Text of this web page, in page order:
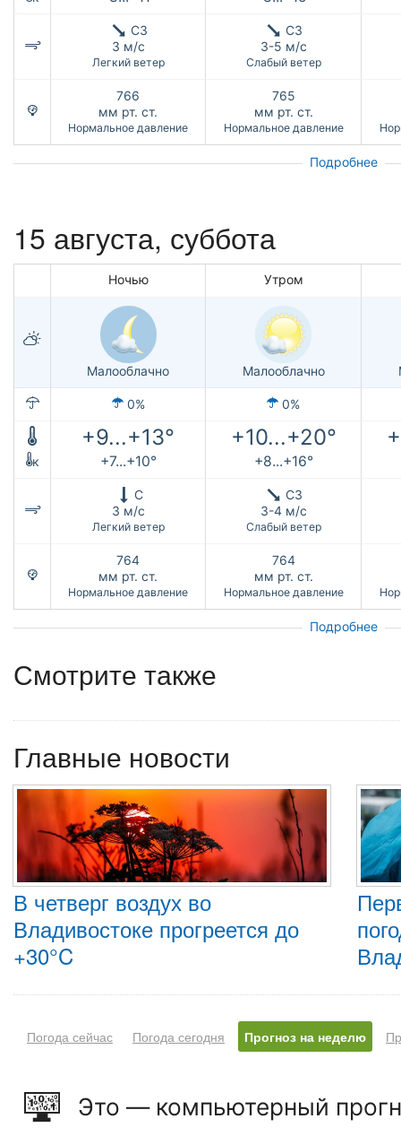
СЗ
3 м/с
Легкий ветер
СЗ
3-5 м/с
Слабый ветер
766
мм рт. ст.
Нормальное давление
765
мм рт. ст.
Нормальное давление
Подробнее
15 августа, суббота
Ночью Утром
Малооблачно Малооблачно
0% 0%
+9...+13° +10...+20°
к +7...+10° +8...+16°
С
3 м/с
Легкий ветер
СЗ
3-4 м/с
Слабый ветер
764
мм рт. ст.
Нормальное давление
764
мм рт. ст.
Нормальное давление
Подробнее
Смотрите также
Главные новости
В четверг воздух во
Владивостоке прогреется до
+30°C
Погода сейчас Погода сегодня Прогноз на неделю
Это — компьютерный